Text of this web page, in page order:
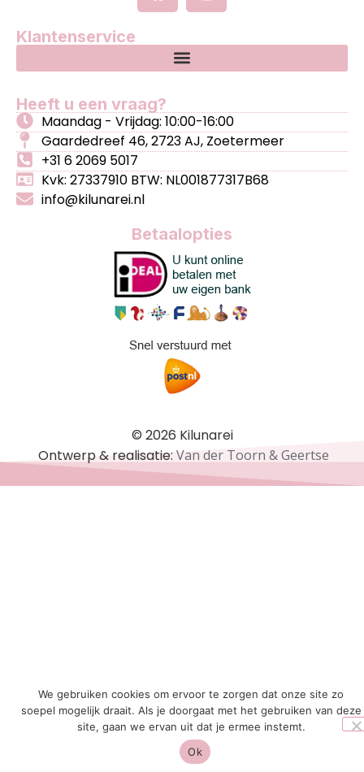
Klantenservice
Heeft u een vraag?
Maandag - Vrijdag: 10:00-16:00
Gaardedreef 46, 2723 AJ, Zoetermeer
+31 6 2069 5017
Kvk: 27337910 BTW: NL001877317B68
info@kilunarei.nl
Betaalopties
© 2026 Kilunarei
Ontwerp & realisatie:Van der Toorn & Geertse
We gebruiken cookies om ervoor te zorgen dat onze site zo
soepel mogelijk draait. Als je doorgaat met het gebruiken van deze
site, gaan we ervan uit dat je ermee instemt.
Ok